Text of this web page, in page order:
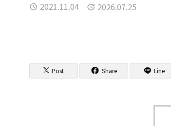
2021.11.04 2026.07.25
Post Share Line